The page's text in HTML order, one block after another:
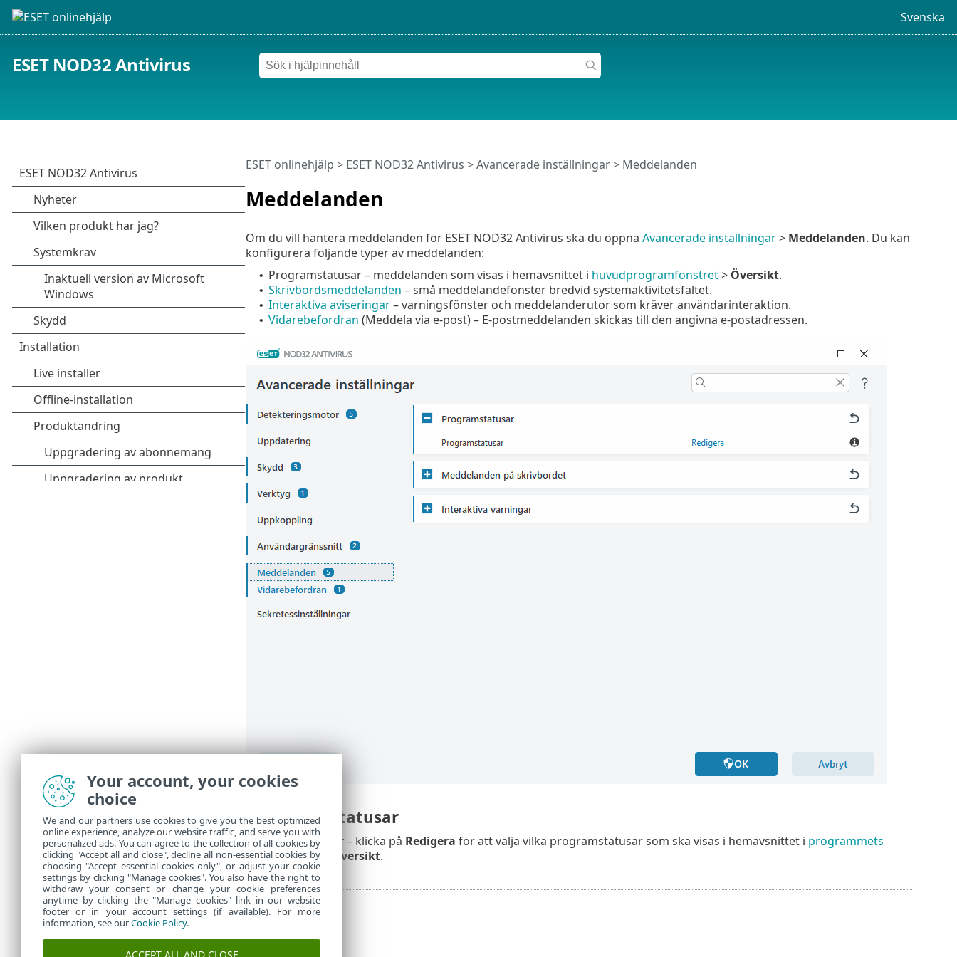
Svenska
ESET NOD32 Antivirus
Meddelanden
ESET onlinehjälp > ESET NOD32 Antivirus >Avancerade inställningar> Meddelanden
Om du vill hantera meddelanden för ESET NOD32 Antivirus ska du öppna Avancerade inställningar> Meddelanden. Du kan
konfigurera följande typer av meddelanden:
• Programstatusar – meddelanden som visas i hemavsnittet i huvudprogramfönstret> Översikt.
• Skrivbordsmeddelanden – små meddelandefönster bredvid systemaktivitetsfältet.
• Interaktiva aviseringar– varningsfönster och meddelanderutor som kräver användarinteraktion.
• Vidarebefordran (Meddela via e-post) – E-postmeddelanden skickas till den angivna e-postadressen.
Programstatusar
Programstatusar– klicka på Redigera för att välja vilka programstatusar som ska visas i hemavsnittet i programmets
huvudfönster> Översikt.
Your account, your cookies
choice
We and our partners use cookies to give you the best optimized
online experience, analyze our website traffic, and serve you with
personalized ads. You can agree to the collection of all cookies by
clicking "Accept all and close", decline all non-essential cookies by
choosing "Accept essential cookies only", or adjust your cookie
settings by clicking "Manage cookies". You also have the right to
withdraw your consent or change your cookie preferences
anytime by clicking the "Manage cookies" link in our website
footer or in your account settings (if available). For more
information, see ourCookie Policy.